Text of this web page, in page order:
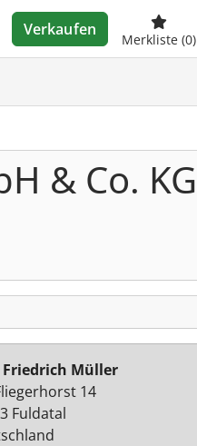
Verkaufen
Merkliste (0)
& Co. KG
Müller
14
Fuldatal